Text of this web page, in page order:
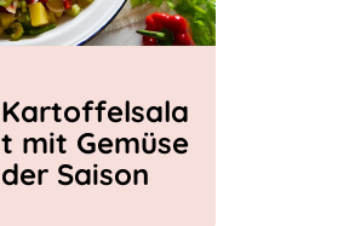
Kartoffelsala
t mit Gemüse
der Saison